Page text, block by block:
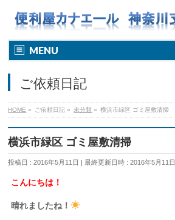
MENU
ご依頼日記
HOME » ご依頼日記 » 未分類 » 横浜市緑区 ゴミ屋敷清掃
横浜市緑区 ゴミ屋敷清掃
投稿日 : 2016年5月11日 最終更新日時 : 2016年5月11日
こんにちは！
晴れましたね！